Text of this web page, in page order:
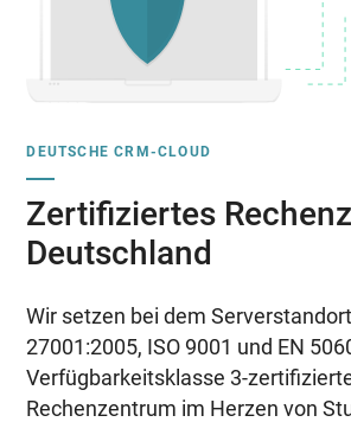
DEUTSCHE CRM-CLOUD
Zertifiziertes
Deutschland
Wir setzen bei dem
27001:2005, ISO 9001 und EN
Verfügbarkeitsklasse 3-
Rechenzentrum im Herzen von